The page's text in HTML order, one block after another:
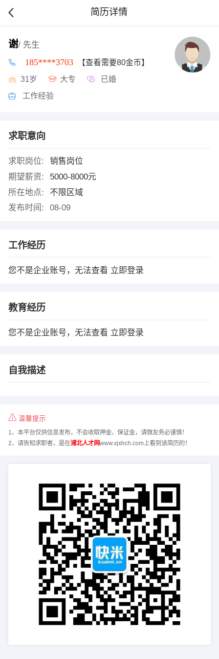
简历详情
谢/ 先生
185****3703 【查看需要80金币】
31岁 大专 已婚
工作经验
求职意向
求职岗位:
销售岗位
期望薪资:
5000-8000元
所在地点:
不限区域
发布时间:
08-09
工作经历
您不是企业账号，无法查看 立即登录
教育经历
您不是企业账号，无法查看 立即登录
自我描述
温馨提示
1、本平台仅供信息发布，不会收取押金、保证金，请微友务必谨慎！
2、请告知求职者，是在浦北人才网www.xjxhch.com上看到该简历的！